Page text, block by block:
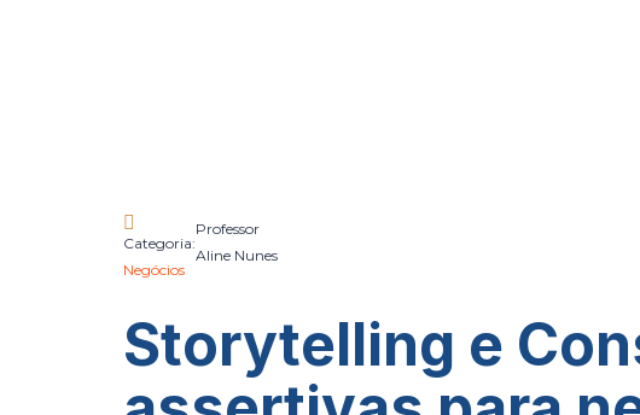
Categoria:
Negócios
Professor
Aline Nunes
Storytelling e